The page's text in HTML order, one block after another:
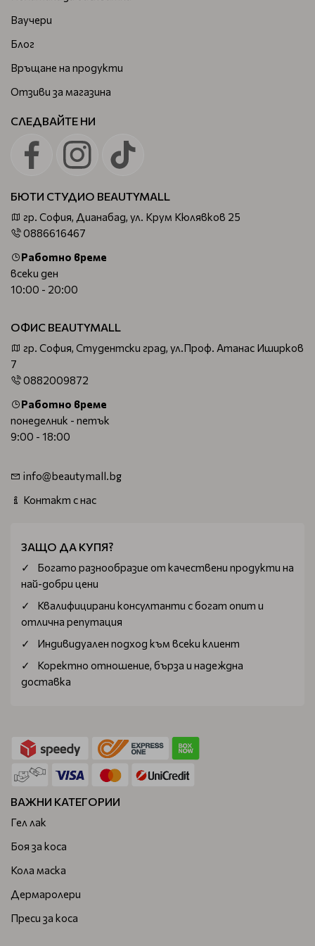
Ваучери
Блог
Връщане на продукти
Отзиви за магазина
СЛЕДВАЙТЕ НИ
БЮТИ СТУДИО BEAUTYMALL
гр. София, Дианабад, ул. Крум Кюлявков 25
0886616467
Работно време
всеки ден
10:00 - 20:00
ОФИС BEAUTYMALL
гр. София, Студентски град, ул.Проф. Атанас Иширков
7
0882009872
Работно време
понеделник - петък
9:00 - 18:00
info@beautymall.bg
Контакт с нас
ЗАЩО ДА КУПЯ?
Богатo разнообразие от качествени продукти на
най-добри цени
Квалифицирани консултанти с богат опит и
отлична репутация
Индивидуален подход към всеки клиент
Коректно отношение, бърза и надеждна
доставка
ВАЖНИ КАТЕГОРИИ
Гел лак
Боя за коса
Кола маска
Дермаролери
Преси за коса